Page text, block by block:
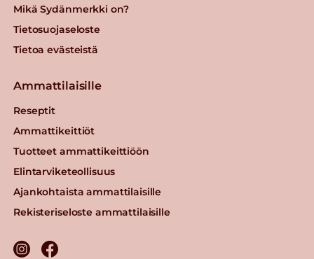
Mikä Sydänmerkki on?
Tietosuojaseloste
Tietoa evästeistä
Ammattilaisille
Reseptit
Ammattikeittiöt
Tuotteet ammattikeittiöön
Elintarviketeollisuus
Ajankohtaista ammattilaisille
Rekisteriseloste ammattilaisille